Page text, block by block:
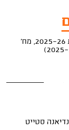
3 פעמים (מח' 3 עונת 2025-26, מח'
(2017-2021), אינדיאנה סטייט